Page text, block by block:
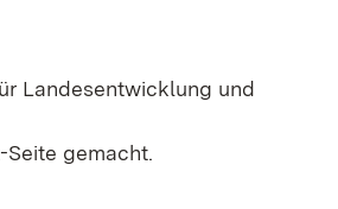
Landesentwicklung und
gemacht.